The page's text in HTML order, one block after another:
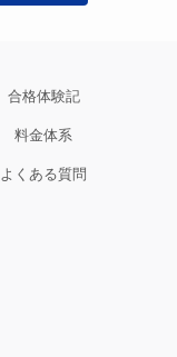
合格体験記
料金体系
よくある質問